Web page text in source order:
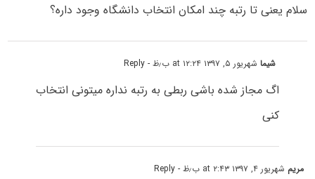
سلام یعنی تا رتبه چند امکان انتخاب دانشگاه وجود داره؟
شیماشهریور ۵, ۱۳۹۷ at ۱۲:۲۴ ب٫ظ - Reply
اگ مجاز شده باشی ربطی به رتبه نداره میتونی انتخاب
کنی
مریم شهریور ۴, ۱۳۹۷ at ۲:۴۳ ب٫ظ - Reply